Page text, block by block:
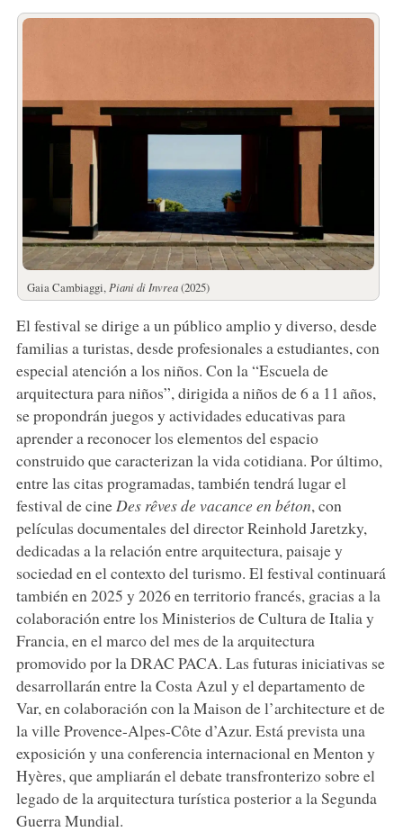
Gaia Cambiaggi, Piani di Invrea(2025)
El festival se dirige a un público amplio y diverso, desde
familias a turistas, desde profesionales a estudiantes, con
especial atención a los niños. Con la “Escuela de
arquitectura para niños”, dirigida a niños de 6 a 11 años,
se propondrán juegos y actividades educativas para
aprender a reconocer los elementos del espacio
construido que caracterizan la vida cotidiana. Por último,
entre las citas programadas, también tendrá lugar el
festival de cine Des rêves de vacance en béton, con
películas documentales del director Reinhold Jaretzky,
dedicadas a la relación entre arquitectura, paisaje y
sociedad en el contexto del turismo. El festival continuará
también en 2025 y 2026 en territorio francés, gracias a la
colaboración entre los Ministerios de Cultura de Italia y
Francia, en el marco del mes de la arquitectura
promovido por la DRAC PACA. Las futuras iniciativas se
desarrollarán entre la Costa Azul y el departamento de
Var, en colaboración con la Maison de l’architecture et de
la ville Provence-Alpes-Côte d’Azur. Está prevista una
exposición y una conferencia internacional en Menton y
Hyères, que ampliarán el debate transfronterizo sobre el
legado de la arquitectura turística posterior a la Segunda
Guerra Mundial.